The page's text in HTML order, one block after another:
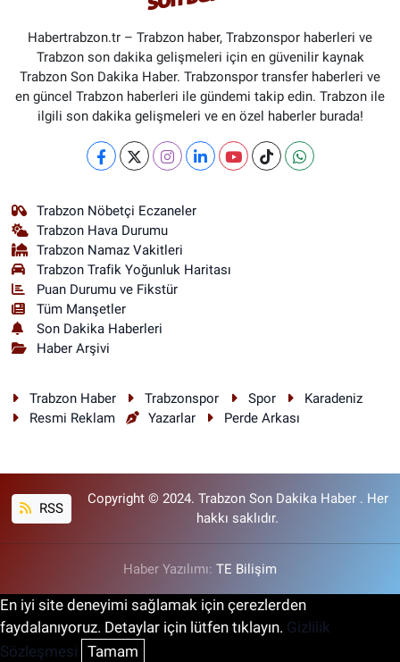
Habertrabzon.tr – Trabzon haber, Trabzonspor haberleri ve
Trabzon son dakika gelişmeleri için en güvenilir kaynak
Trabzon Son Dakika Haber. Trabzonspor transfer haberleri ve
en güncel Trabzon haberleri ile gündemi takip edin. Trabzon ile
ilgili son dakika gelişmeleri ve en özel haberler burada!
Trabzon Nöbetçi Eczaneler
Trabzon Hava Durumu
Trabzon Namaz Vakitleri
Trabzon Trafik Yoğunluk Haritası
Puan Durumu ve Fikstür
Tüm Manşetler
Son Dakika Haberleri
Haber Arşivi
Trabzon Haber Trabzonspor Spor
Karadeniz
Resmi Reklam
Yazarlar Perde Arkası
RSS
Copyright © 2024. Trabzon Son Dakika Haber . Her
hakkı saklıdır.
Haber Yazılımı: TE Bilişim
En iyi site deneyimi sağlamak için çerezlerden
faydalanıyoruz. Detaylar için lütfen tıklayın. Gizlilik
Sözleşmesi Tamam